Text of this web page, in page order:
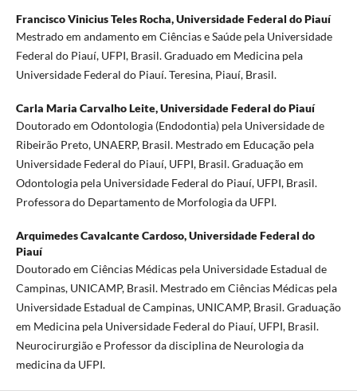
Francisco Vinicius Teles Rocha,Universidade Federal do Piauí
Mestrado em andamento em Ciências e Saúde pela Universidade
Federal do Piauí, UFPI, Brasil. Graduado em Medicina pela
Universidade Federal do Piauí. Teresina, Piauí, Brasil.
Carla Maria Carvalho Leite,Universidade Federal do Piauí
Doutorado em Odontologia (Endodontia) pela Universidade de
Ribeirão Preto, UNAERP, Brasil. Mestrado em Educação pela
Universidade Federal do Piauí, UFPI, Brasil. Graduação em
Odontologia pela Universidade Federal do Piauí, UFPI, Brasil.
Professora do Departamento de Morfologia da UFPI.
Arquimedes Cavalcante Cardoso,Universidade Federal do
Piauí
Doutorado em Ciências Médicas pela Universidade Estadual de
Campinas, UNICAMP, Brasil. Mestrado em Ciências Médicas pela
Universidade Estadual de Campinas, UNICAMP, Brasil. Graduação
em Medicina pela Universidade Federal do Piauí, UFPI, Brasil.
Neurocirurgião e Professor da disciplina de Neurologia da
medicina da UFPI.